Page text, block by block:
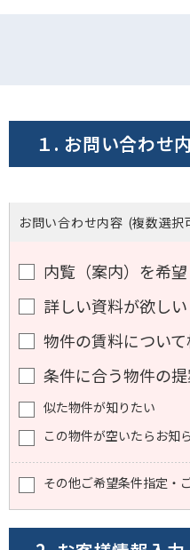
フォー
１. お問い合わせ
お問い合わせ内容 (複数選択
内覧（案内）を希望
詳しい資料が欲しい
物件の賃料につい
条件に合う物件の
似た物件が知りたい
この物件が空いたらお知
その他ご希望条件指定・